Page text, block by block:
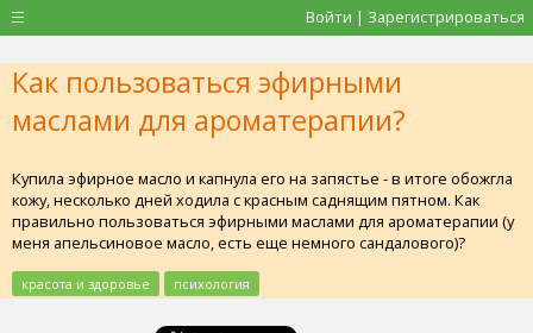
Войти | Зарегистрироваться
Как пользоваться эфирными
маслами для ароматерапии?
Купила эфирное масло и капнула его на запястье - в итоге обожгла
кожу, несколько дней ходила с красным саднящим пятном. Как
правильно пользоваться эфирными маслами для ароматерапии (у
меня апельсиновое масло, есть еще немного сандалового)?
красота и здоровье психология